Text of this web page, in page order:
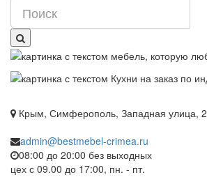
Крым, Симферополь, Западная улица, 2
admin@bestmebel-crimea.ru
08:00 до 20:00 без выходных
цех с 09.00 до 17:00, пн. - пт.